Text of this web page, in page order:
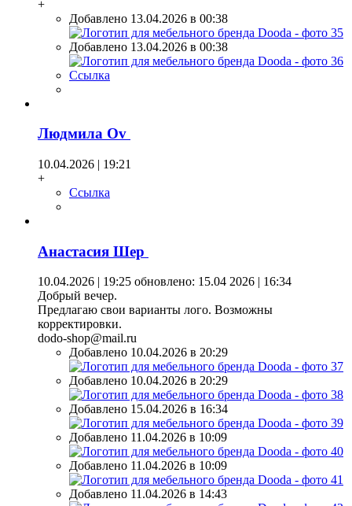
+
Добавлено 13.04.2026 в 00:38
Добавлено 13.04.2026 в 00:38
Ссылка
Людмила Оv
10.04.2026 | 19:21
+
Ссылка
Анастасия Шер
10.04.2026 | 19:25 обновлено: 15.04 2026 | 16:34
Добрый вечер.
Предлагаю свои варианты лого. Возможны
корректировки.
dodo-shop@mail.ru
Добавлено 10.04.2026 в 20:29
Добавлено 10.04.2026 в 20:29
Добавлено 15.04.2026 в 16:34
Добавлено 11.04.2026 в 10:09
Добавлено 11.04.2026 в 10:09
Добавлено 11.04.2026 в 14:43